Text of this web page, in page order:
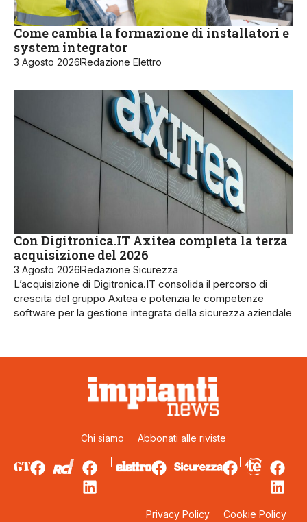
Come cambia la formazione di installatori e
system integrator
3 Agosto 2026Redazione Elettro
Con Digitronica.IT Axitea completa la terza
acquisizione del 2026
3 Agosto 2026Redazione Sicurezza
L’acquisizione di Digitronica.IT consolida il percorso di
crescita del gruppo Axitea e potenzia le competenze
software per la gestione integrata della sicurezza aziendale
Chi siamo Abbonati alle riviste
Privacy Policy Cookie Policy